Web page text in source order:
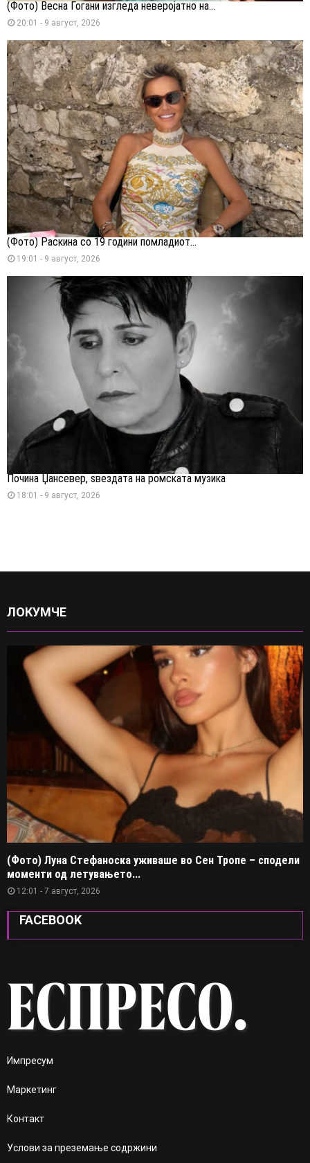
(Фото) Весна Ѓогани изгледа неверојатно на...
20:01 - 9 август, 2026
(Фото) Раскина со 19 години помладиот...
19:01 - 9 август, 2026
Почина Џансевер, ѕвездата на ромската музика
18:01 - 9 август, 2026
ЛОКУМЧЕ
(Фото) Луна Стефаноска уживаше во Сен Тропе – сподели
моменти од летувањето...
12:01 - 7 август, 2026
FACEBOOK
Импресум
Маркетинг
Контакт
Услови за преземање содржини